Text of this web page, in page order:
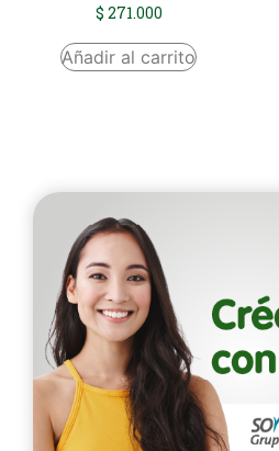
$ 271.000
Añadir al carrito